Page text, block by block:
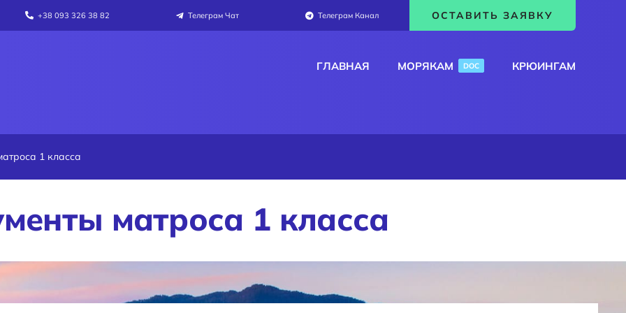
+38 093 326 38 82 Телеграм Чат Телеграм Канал ОСТАВИТЬ ЗАЯВКУ
ГЛАВНАЯ МОРЯКАМ DOC КРЮИНГАМ
1 класса
матроса 1 класса